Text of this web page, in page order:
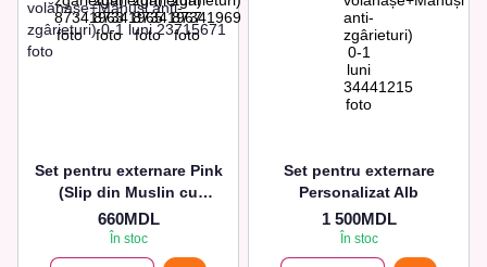
Set pentru externare Pink
(Slip din Muslin cu
aripioare+Căciuliță cu
volănașe+Mănuși anti-
zgârieturi) 0-1 luni
660MDL
În stoc
Set pentru externare
Personalizat Alb
1 500MDL
În stoc